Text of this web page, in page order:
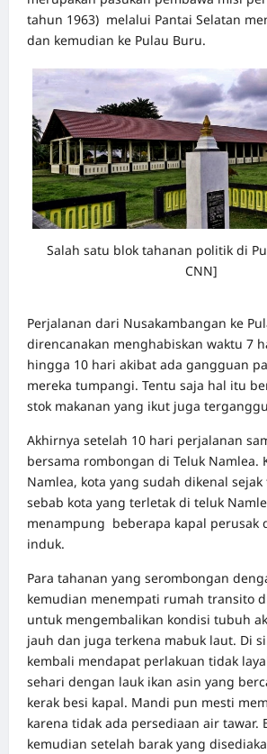
tahun 1963) melalui Pantai Selatan
dan kemudian ke Pulau Buru.
Salah satu blok tahanan politik di
CNN]
Perjalanan dari Nusakambangan ke
direncanakan menghabiskan waktu 7
hingga 10 hari akibat ada gangguan
mereka tumpangi. Tentu saja hal itu
stok makanan yang ikut juga
Akhirnya setelah 10 hari perjalanan
bersama rombongan di Teluk Namlea.
Namlea, kota yang sudah dikenal
sebab kota yang terletak di teluk
menampung beberapa kapal perusak
induk.
Para tahanan yang serombongan
kemudian menempati rumah transito
untuk mengembalikan kondisi tubuh
jauh dan juga terkena mabuk laut. Di
kembali mendapat perlakuan tidak
sehari dengan lauk ikan asin yang
kerak besi kapal. Mandi pun mesti
karena tidak ada persediaan air tawar.
kemudian setelah barak yang